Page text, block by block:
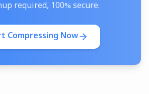
required, 100% secure.
Compressing Now